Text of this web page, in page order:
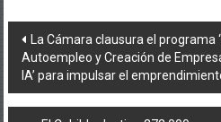
Navegación
de
entradas
La Cámara clausura el programa
Autoempleo y Creación de
IA’ para impulsar el